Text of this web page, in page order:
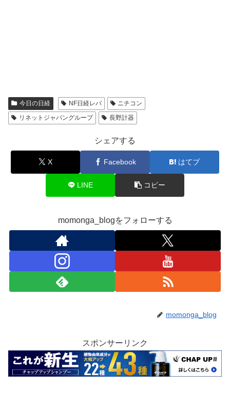
今日の日経 NF日経レバ
ニチコン
リネットジャパングループ
長野計器
シェアする
X Facebook はてブ
LINE コピー
momonga_blogをフォローする
momonga_blog
スポンサーリンク